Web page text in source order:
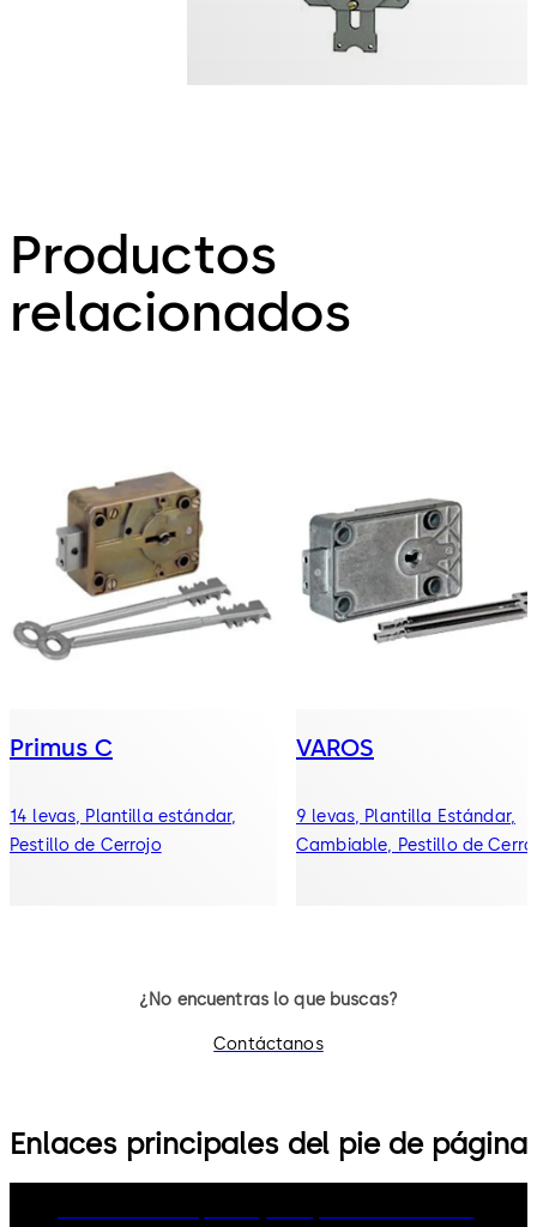
Productos
relacionados
Primus C
14 levas, Plantilla estándar,
Pestillo de Cerrojo
VAROS
9 levas, Plantilla Estándar,
Cambiable, Pestillo de
¿No encuentras lo que buscas?
Contáctanos
Enlaces principales del pie de página